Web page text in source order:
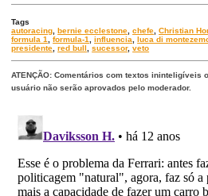
Tags
autoracing ,bernie ecclestone ,chefe ,Christian
formula 1
,formula-1 ,influencia ,luca di
presidente ,red bull ,sucessor,veto
ATENÇÃO: Comentários com textos ininteligíveis
usuário não serão aprovados pelo moderador.